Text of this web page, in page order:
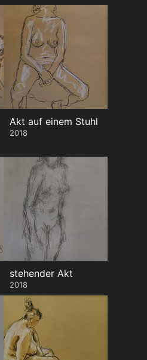
Akt auf einem Stuhl
2018
stehender Akt
2018